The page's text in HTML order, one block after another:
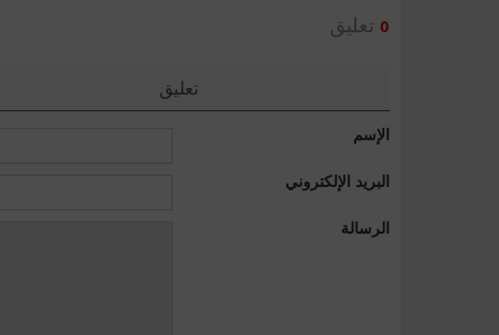
0 تعليق
تعليق
الإسم
البريد الإلكتروني
الرسالة